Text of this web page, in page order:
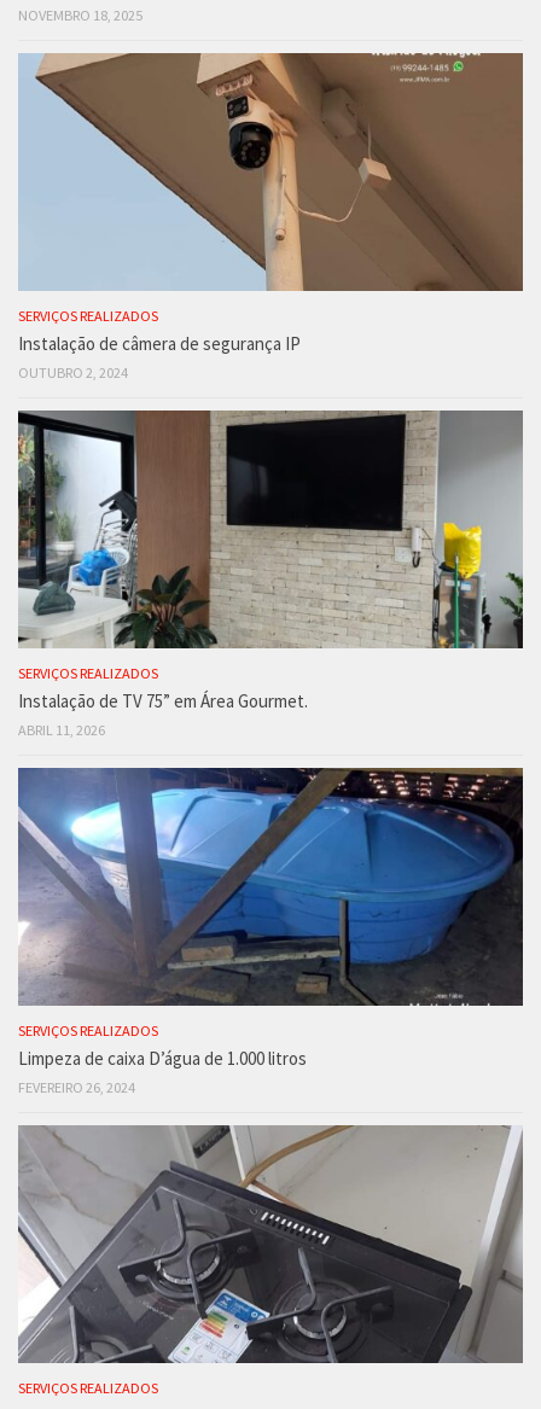
NOVEMBRO 18, 2025
SERVIÇOS REALIZADOS
Instalação de câmera de segurança IP
OUTUBRO 2, 2024
SERVIÇOS REALIZADOS
Instalação de TV 75” em Área Gourmet.
ABRIL 11, 2026
SERVIÇOS REALIZADOS
Limpeza de caixa D’água de 1.000 litros
FEVEREIRO 26, 2024
SERVIÇOS REALIZADOS